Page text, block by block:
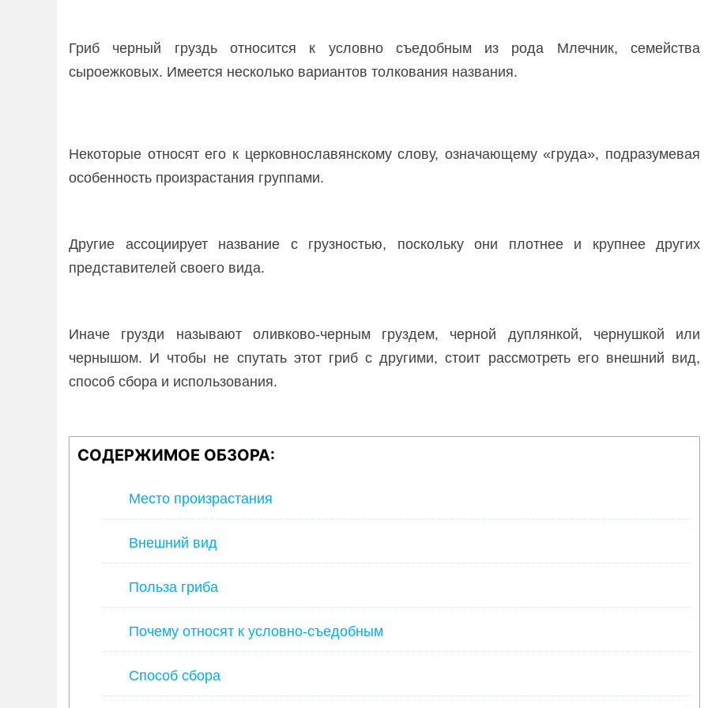
Гриб черный груздь относится к условно съедобным из рода Млечник, семейства
сыроежковых. Имеется несколько вариантов толкования названия.
Некоторые относят его к церковнославянскому слову, означающему «груда», подразумевая
особенность произрастания группами.
Другие ассоциирует название с грузностью, поскольку они плотнее и крупнее других
представителей своего вида.
Иначе грузди называют оливково-черным груздем, черной дуплянкой, чернушкой или
чернышом. И чтобы не спутать этот гриб с другими, стоит рассмотреть его внешний вид,
способ сбора и использования.
СОДЕРЖИМОЕ ОБЗОРА:
Место произрастания
Внешний вид
Польза гриба
Почему относят к условно-съедобным
Способ сбора